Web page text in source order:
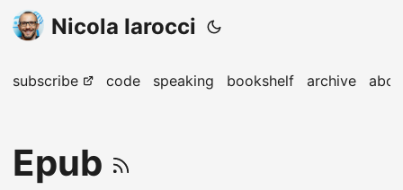
Nicola Iarocci
subscribe code speaking bookshelf archive
Epub